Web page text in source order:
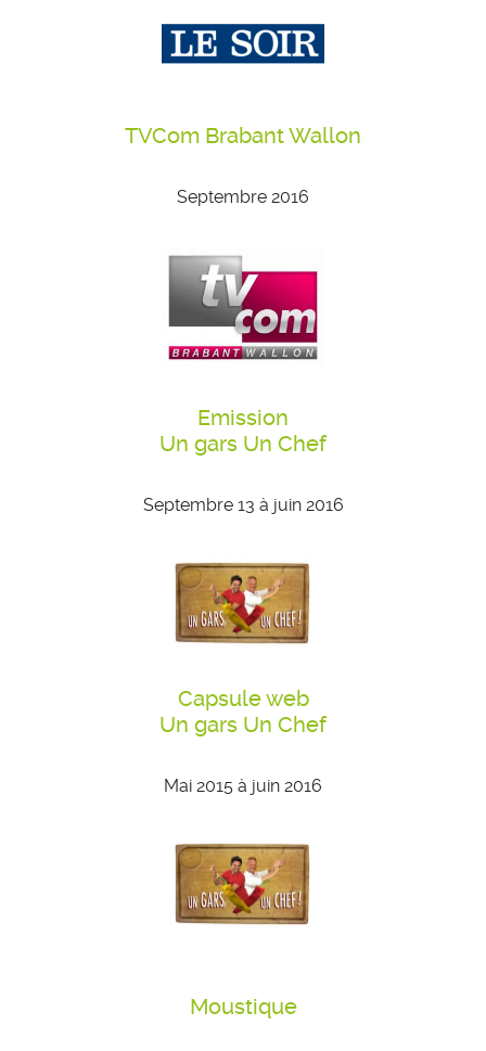
TVCom Brabant Wallon
Septembre 2016
Emission
Un gars Un Chef
Septembre 13 à juin 2016
Capsule web
Un gars Un Chef
Mai 2015 à juin 2016
Moustique